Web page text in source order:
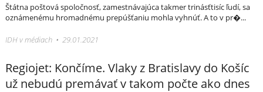
Štátna poštová spoločnosť, zamestnávajúca takmer trinásťtisíc ľudí, sa
oznámenému hromadnému prepúšťaniu mohla vyhnúť. A to v pr�...
IDH v médiach • 29.01.2021
Regiojet: Končíme. Vlaky z Bratislavy do Košíc
už nebudú premávať v takom počte ako dnes